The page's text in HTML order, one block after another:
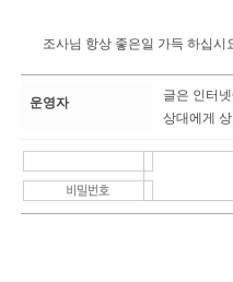
조사님 항상 좋은일 가득 하십시
운영자
글은 인터
상대에게